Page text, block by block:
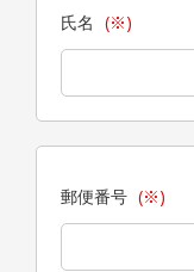
氏名 (※)
郵便番号 (※)